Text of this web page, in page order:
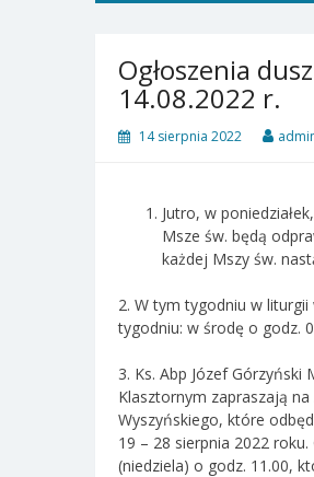
Ogłoszenia
14.08.2022 r.
14 sierpnia 2022
Jutro, w
Msze św. będą
każdej Mszy św.
2. W tym tygodniu w
tygodniu: w środę o godz.
3. Ks. Abp Józef
Klasztornym zapraszają
Wyszyńskiego, które
19 – 28 sierpnia 2022
(niedziela) o godz. 11.00,